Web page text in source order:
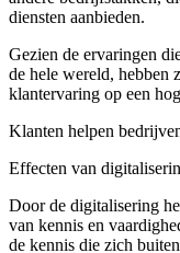
diensten aanbieden.
Gezien de ervaringen
de hele wereld, hebben
klantervaring op een
Klanten helpen
Effecten van
Door de digitalisering
van kennis en
de kennis die zich